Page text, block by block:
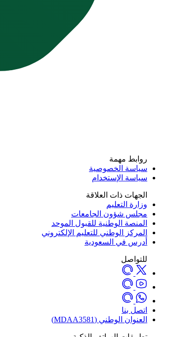
روابط مهمة
سياسة الخصوصية
سياسة الإستخدام
الجهات ذات العلاقة
وزارة التعليم
مجلس شؤون الجامعات
المنصة الوطنية للقبول الموحد
المركز الوطني للتعليم الإلكتروني
أدرس في السعودية
للتواصل
اتصل بنا
العنوان الوطني (MDAA3581)